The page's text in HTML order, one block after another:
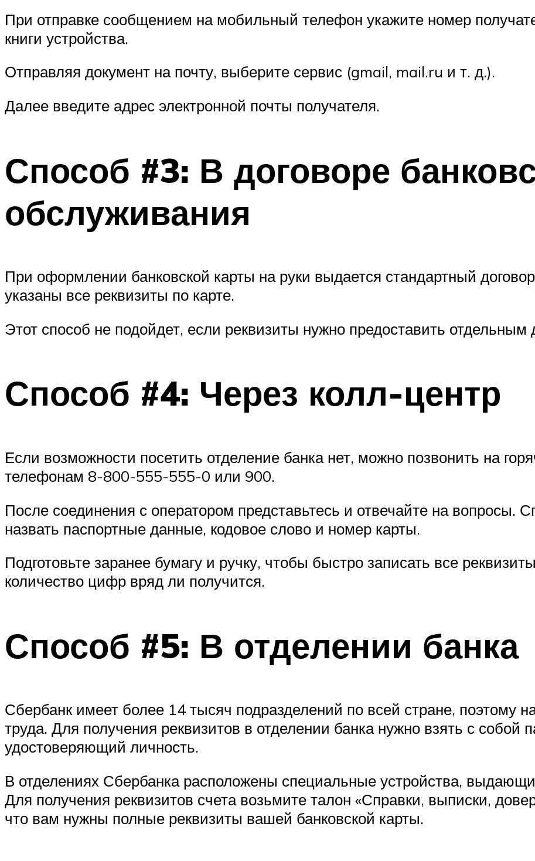
При отправке сообщением на мобильный телефон укажите номер
книги устройства.
Отправляя документ на почту, выберите сервис (gmail, mail.ru и т. д.).
Далее введите адрес электронной почты получателя.
Способ #3: В договоре
обслуживания
При оформлении банковской карты на руки выдается стандартный
указаны все реквизиты по карте.
Этот способ не подойдет, если реквизиты нужно предоставить отдельным
Способ #4: Через колл-центр
Если возможности посетить отделение банка нет, можно позвонить на
телефонам 8-800-555-555-0 или 900.
После соединения с оператором представьтесь и отвечайте на вопросы.
назвать паспортные данные, кодовое слово и номер карты.
Подготовьте заранее бумагу и ручку, чтобы быстро записать все
количество цифр вряд ли получится.
Способ #5: В отделении банка
Сбербанк имеет более 14 тысяч подразделений по всей стране, поэтому
труда. Для получения реквизитов в отделении банка нужно взять с собой
удостоверяющий личность.
В отделениях Сбербанка расположены специальные устройства,
Для получения реквизитов счета возьмите талон «Справки, выписки,
что вам нужны полные реквизиты вашей банковской карты.